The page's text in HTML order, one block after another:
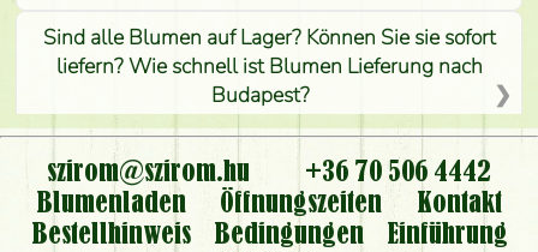
Sind alle Blumen auf Lager? Können Sie sie sofort
liefern? Wie schnell ist Blumen Lieferung nach
Budapest?
Ist der Blumenladen non stop geöffnet?
Kann ich den bestellten Blumenstrauß persönlich
nehmen oder nur per Blumenversand?
szirom@szirom.hu
+36 70 506 4442
Blumenladen
Öffnungszeiten
Kontakt
Bestellhinweis
Bedingungen
Einführung